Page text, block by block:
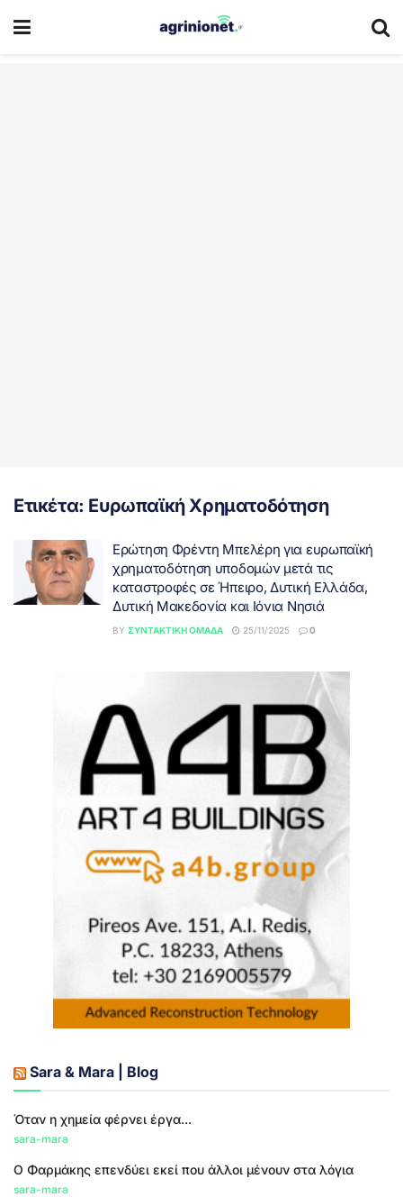
Ετικέτα: Ευρωπαϊκή Χρηματοδότηση
Ερώτηση Φρέντη Μπελέρη για ευρωπαϊκή
χρηματοδότηση υποδομών μετά τις
καταστροφές σε Ήπειρο, Δυτική Ελλάδα,
Δυτική Μακεδονία και Ιόνια Νησιά
BY ΣΥΝΤΑΚΤΙΚΉ ΟΜΆΔΑ 25/11/2025 0
Sara & Mara | Blog
Όταν η χημεία φέρνει έργα...
sara-mara
Ο Φαρμάκης επενδύει εκεί που άλλοι μένουν στα λόγια
sara-mara